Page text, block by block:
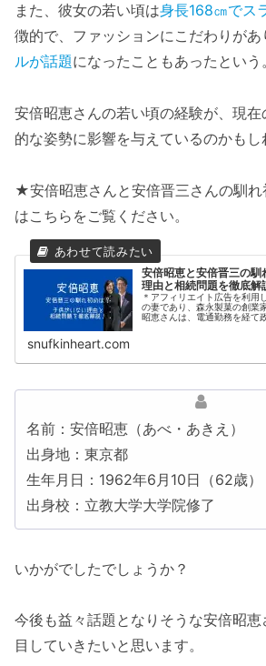
また、彼女の若い頃は身長168㎝でス
徴的で、ファッションにこだわりがあ
ルが話題になったこともあったという。
安倍昭恵さんの若い頃の経験が、現
的な姿勢に影響を与えているのかもし
★安倍昭恵さんと安倍晋三さんの馴
はこちらをご覧ください。
安倍昭恵と安倍晋三の
理由と相続問題を徹底解
＊アフィリエイト広告を利用
の妻であり、森永製菓の創業
昭恵さんは、電通勤務を経て
snufkinheart.com
名前：安倍昭恵（あべ・あきえ）
出身地：東京都
生年月日：1962年6月10日（62歳）
出身校：立教大学大学院修了
いかがでしたでしょうか？
今後も益々話題となりそうな安倍昭
目していきたいと思います。